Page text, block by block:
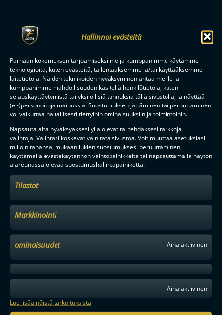
Hallinnoi evästeitä
Parhaan kokemuksen tarjoamiseksi me ja kumppanimme käytämme
teknologioita, kuten evästeitä, tallentaaksemme ja/tai käyttääksemme
laitetietoja. Näiden tekniikoiden hyväksyminen antaa meille ja
kumppanimme mahdollisuuden käsitellä henkilötietoja, kuten
selauskäyttäytymistä tai yksilöllisiä tunnuksia tällä sivustolla, ja näyttää
(ei-)personoituja mainoksia. Suostumuksen jättäminen tai peruuttaminen
voi vaikuttaa haitallisesti tiettyihin ominaisuuksiin ja toimintoihin.
Napsauta alta hyväksyäksesi yllä olevat tai tehdäksesi tarkkoja
valintoja. Valintasi koskevat vain tätä sivustoa. Voit muuttaa asetuksiasi
milloin tahansa, mukaan lukien suostumuksesi peruuttaminen,
käyttämällä evästekäytännön vaihtopainikkeita tai napsauttamalla näytön
alareunassa olevaa suostumushallintapainiketta.
Tilastot
Markkinointi
ominaisuudet Aina aktiivinen
Aina aktiivinen
Lue lisää näistä tarkoituksista
Tilaa uutiskirje
Saat kirjeen noin kerran kuukaudessa F-liigakauden alusta
TILAA
F-LIIGANKUMPPANIT